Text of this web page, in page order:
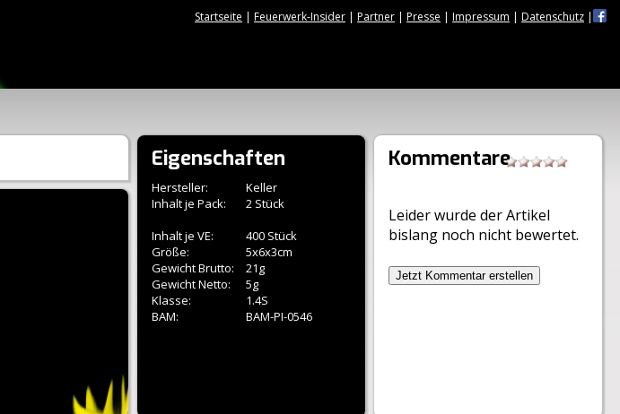
Startseite | Feuerwerk-Insider | Partner | Presse | Impressum | Datenschutz |
Eigenschaften
Hersteller:
Keller
Inhalt je Pack:
2 Stück
Inhalt je VE:
400 Stück
Größe:
5x6x3cm
Gewicht Brutto:
21g
Gewicht Netto:
5g
Klasse:
1.4S
BAM:
BAM-PI-0546
Kommentare
Leider wurde der Artikel
bislang noch nicht bewertet.
Jetzt Kommentar erstellen